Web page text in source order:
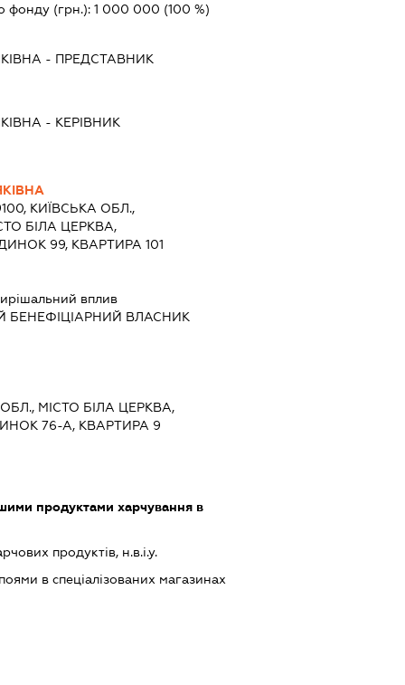
фонду (грн.): 1 000 000 (100 %)
- ПРЕДСТАВНИК
- КЕРІВНИК
КИЇВСЬКА ОБЛ.,
БІЛА ЦЕРКВА,
99, КВАРТИРА 101
вплив
БЕНЕФІЦІАРНИЙ ВЛАСНИК
МІСТО БІЛА ЦЕРКВА,
76-А, КВАРТИРА 9
продуктами харчування в
продуктів, н.в.і.у.
в спеціалізованих магазинах